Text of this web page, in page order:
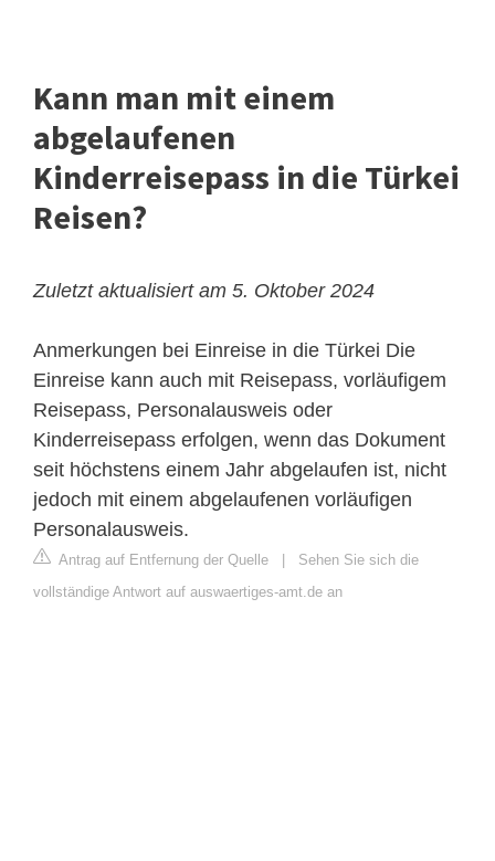
Kann man mit einem
abgelaufenen
Kinderreisepass in die Türkei
Reisen?
Zuletzt aktualisiert am 5. Oktober 2024
Anmerkungen bei Einreise in die Türkei Die
Einreise kann auch mit Reisepass, vorläufigem
Reisepass, Personalausweis oder
Kinderreisepass erfolgen, wenn das Dokument
seit höchstens einem Jahr abgelaufen ist, nicht
jedoch mit einem abgelaufenen vorläufigen
Personalausweis.
Antrag auf Entfernung der Quelle
Sehen Sie sich die
vollständige Antwort auf auswaertiges-amt.de an